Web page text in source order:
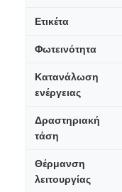
Ετικέτα
Φωτεινότητα
Κατανάλωση
ενέργειας
Δραστηριακή
τάση
Θέρμανση
λειτουργίας